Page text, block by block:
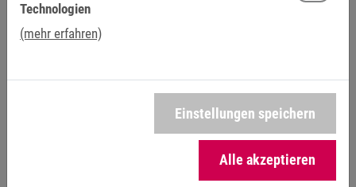
Technologien
(mehr erfahren)
Einstellungen speichern
Alle akzeptieren